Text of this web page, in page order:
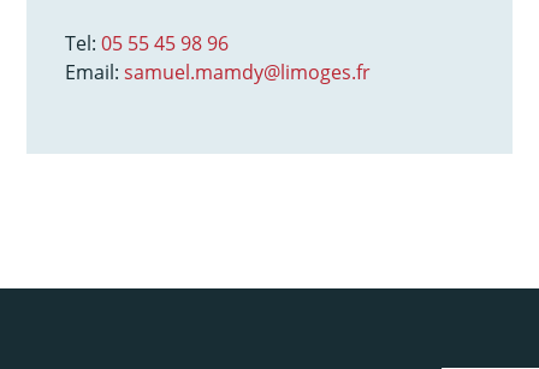
Tel:05 55 45 98 96
Email:samuel.mamdy@limoges.fr